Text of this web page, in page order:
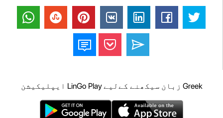
Greek زبان سیکھنے کےلیے LinGo Play ایپلیکیشن